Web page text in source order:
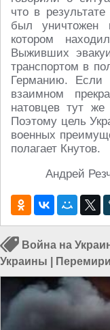
что в
был уничтожен
котором
Выживших
транспортом в
Германию. Если
взаимном
натовцев тут
Поэтому цель
военных
полагает Кнутов.
Андрей
Война на
Украины
Евреи и Украина